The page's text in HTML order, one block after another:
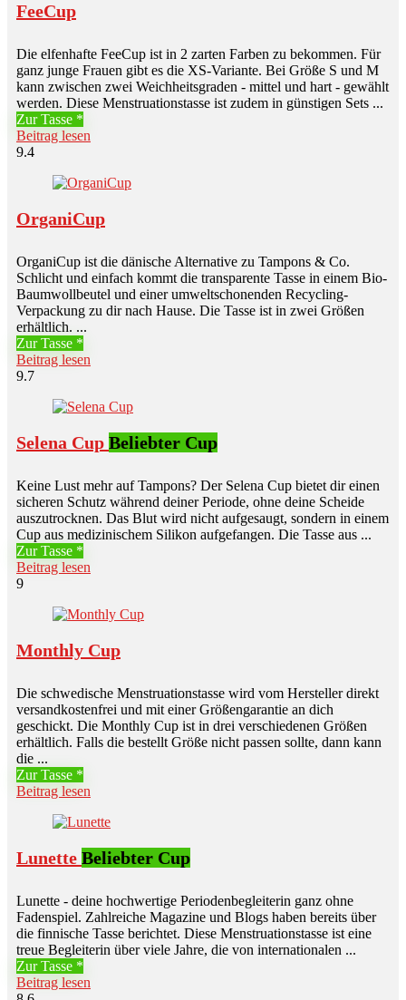
FeeCup
Die elfenhafte FeeCup ist in 2 zarten Farben zu bekommen. Für
ganz junge Frauen gibt es die XS-Variante. Bei Größe S und M
kann zwischen zwei Weichheitsgraden - mittel und hart - gewählt
werden. Diese Menstruationstasse ist zudem in günstigen Sets ...
Zur Tasse
Beitrag lesen
9.4
OrganiCup
OrganiCup ist die dänische Alternative zu Tampons & Co.
Schlicht und einfach kommt die transparente Tasse in einem Bio-
Baumwollbeutel und einer umweltschonenden Recycling-
Verpackung zu dir nach Hause. Die Tasse ist in zwei Größen
erhältlich. ...
Zur Tasse
Beitrag lesen
9.7
Selena Cup Beliebter Cup
Keine Lust mehr auf Tampons? Der Selena Cup bietet dir einen
sicheren Schutz während deiner Periode, ohne deine Scheide
auszutrocknen. Das Blut wird nicht aufgesaugt, sondern in einem
Cup aus medizinischem Silikon aufgefangen. Die Tasse aus ...
Zur Tasse
Beitrag lesen
9
Monthly Cup
Die schwedische Menstruationstasse wird vom Hersteller direkt
versandkostenfrei und mit einer Größengarantie an dich
geschickt. Die Monthly Cup ist in drei verschiedenen Größen
erhältlich. Falls die bestellt Größe nicht passen sollte, dann kann
die ...
Zur Tasse
Beitrag lesen
Lunette Beliebter Cup
Lunette - deine hochwertige Periodenbegleiterin ganz ohne
Fadenspiel. Zahlreiche Magazine und Blogs haben bereits über
die finnische Tasse berichtet. Diese Menstruationstasse ist eine
treue Begleiterin über viele Jahre, die von internationalen ...
Zur Tasse
Beitrag lesen